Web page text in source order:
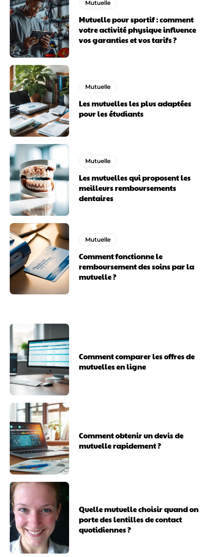
Mutuelle
Mutuelle pour sportif : comment
votre activité physique influence
vos garanties et vos tarifs ?
Mutuelle
Les mutuelles les plus adaptées
pour les étudiants
Mutuelle
Les mutuelles qui proposent les
meilleurs remboursements
dentaires
Mutuelle
Comment fonctionne le
remboursement des soins par la
mutuelle ?
Comment comparer les offres de
mutuelles en ligne
Comment obtenir un devis de
mutuelle rapidement ?
Quelle mutuelle choisir quand on
porte des lentilles de contact
quotidiennes ?